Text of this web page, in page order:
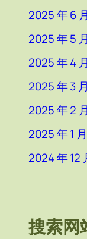
2025 年 6 月
2025 年 5 月
2025 年 4 月
2025 年 3 月
2025 年 2 月
2025 年 1 月
2024 年 12
搜索网